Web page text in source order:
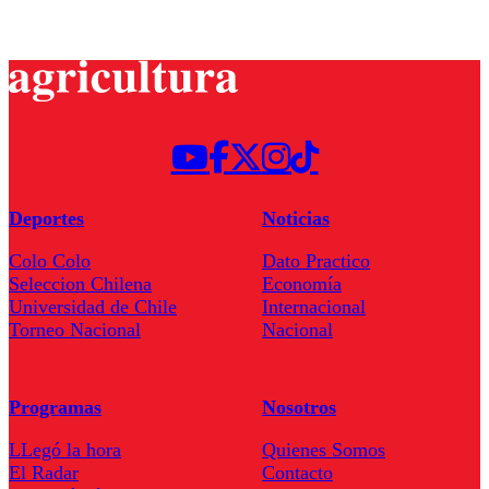
Deportes
Colo Colo
Seleccion Chilena
Universidad de Chile
Torneo Nacional
Noticias
Dato Practico
Economía
Internacional
Nacional
Programas
LLegó la hora
El Radar
Nosotros
Quienes Somos
Contacto